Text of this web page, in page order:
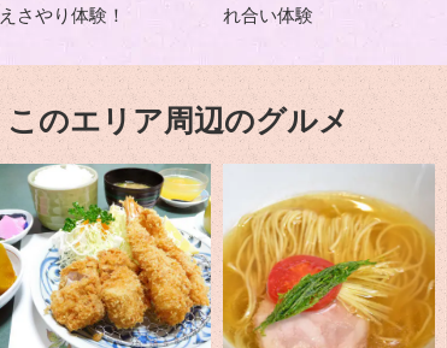
えさやり体験！
れ合い体験
このエリア周辺のグルメ